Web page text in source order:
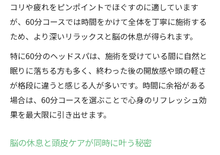
コリや疲れをピンポイントでほぐすのに適しています
が、60分コースでは時間をかけて全体を丁寧に施術する
ため、より深いリラックスと脳の休息が得られます。
特に60分のヘッドスパは、施術を受けている間に自然と
眠りに落ちる方も多く、終わった後の開放感や頭の軽さ
が格段に違うと感じる人が多いです。時間に余裕がある
場合は、60分コースを選ぶことで心身のリフレッシュ効
果を最大限に引き出せます。
脳の休息と頭皮ケアが同時に叶う秘密